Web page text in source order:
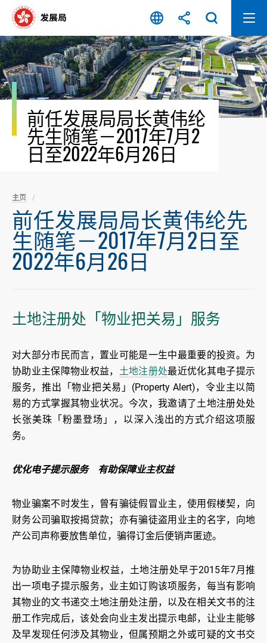
容
开
始
前任发展局局长黄伟纶
先生随笔－2017年7月2
日至2022年6月26日
主页
前任发展局局长黄伟纶先
生随笔－2017年7月2日至
2022年6月26日
土地注册处「物业把关易」服务
对大部分市民而言，置业可能是一生中最重要的投资。为
协助业主保障物业权益， 土地注册处最近优化其电子提示
服务，推出「物业把关易」(Property Alert)，令业主以简
易的方式掌握其物业状况。今次，我邀请了土地注册处处
长张美珠「粉墨登场」，以深入浅出的方式介绍这项服
务。
优化电子提示服务 有助保障业主权益
物业骗案不时发生，曾有骗徒假冒业主，使用假楼契，向
财务公司骗取按揭贷款；亦有骗徒盗用业主的名字，向地
产公司声称要放售单位，骗得订金后便销声匿迹。
为协助业主保障物业权益，土地注册处早于2015年7月推
出一项电子提示服务，业主如订购该项服务，每当有影响
其物业的文书递交土地注册处注册，以及在相关文书的注
册工作完成后，该处会向业主发出提示电邮，让业主能够
及早发现任何涉及其物业，但属预期之外或可疑的文书交